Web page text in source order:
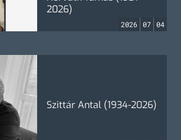
2026)
2026 07 04
Szittár Antal (1934-2026)